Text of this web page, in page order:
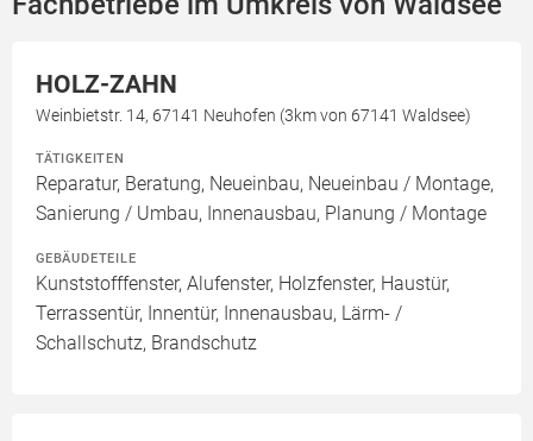
HOLZ-ZAHN
Weinbietstr. 14, 67141 Neuhofen (3km von 67141 Waldsee)
TÄTIGKEITEN
Reparatur, Beratung, Neueinbau, Neueinbau / Montage,
Sanierung / Umbau, Innenausbau, Planung / Montage
GEBÄUDETEILE
Kunststofffenster, Alufenster, Holzfenster, Haustür,
Terrassentür, Innentür, Innenausbau, Lärm- /
Schallschutz, Brandschutz